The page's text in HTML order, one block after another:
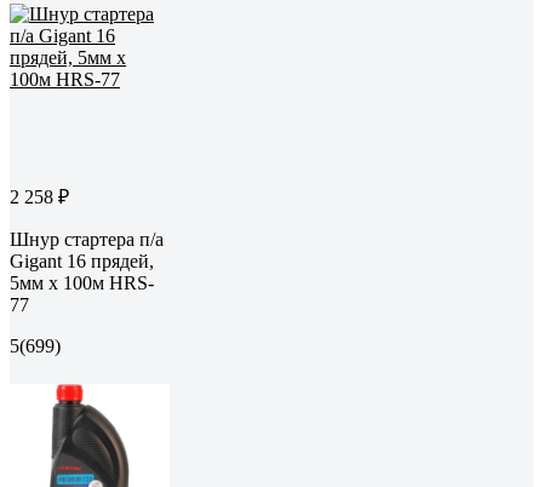
2 258 ₽
Шнур стартера п/а
Gigant 16 прядей,
5мм x 100м HRS-
77
5(699)